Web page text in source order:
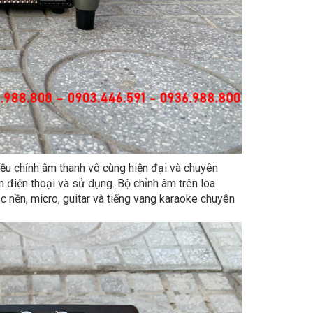
chỉnh âm thanh vô cùng hiện đại và chuyên
thoại và sử dụng. Bộ chỉnh âm trên loa
micro, guitar và tiếng vang karaoke chuyên